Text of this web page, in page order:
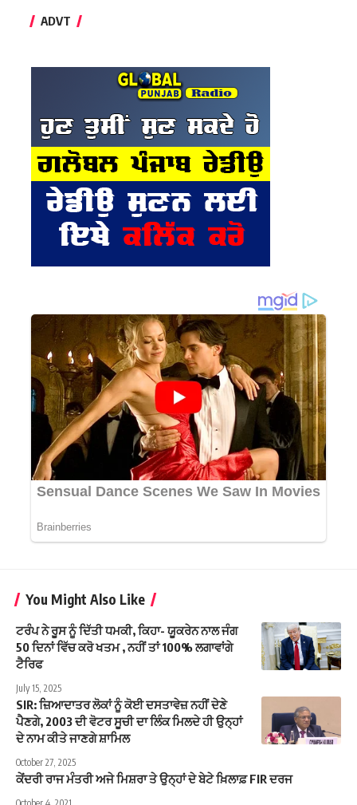
ADVT
You Might Also Like
ਟਰੰਪ ਨੇ ਰੂਸ ਨੂੰ ਦਿੱਤੀ ਧਮਕੀ, ਕਿਹਾ- ਯੂਕਰੇਨ ਨਾਲ ਜੰਗ
50 ਦਿਨਾਂ ਵਿੱਚ ਕਰੋ ਖਤਮ , ਨਹੀਂ ਤਾਂ 100% ਲਗਾਵਾਂਗੇ
ਟੈਰਿਫ
July 15, 2025
SIR: ਜ਼ਿਆਦਾਤਰ ਲੋਕਾਂ ਨੂੰ ਕੋਈ ਦਸਤਾਵੇਜ਼ ਨਹੀਂ ਦੇਣੇ
ਪੈਣਗੇ, 2003 ਦੀ ਵੋਟਰ ਸੂਚੀ ਦਾ ਲਿੰਕ ਮਿਲਦੇ ਹੀ ਉਨ੍ਹਾਂ
ਦੇ ਨਾਮ ਕੀਤੇ ਜਾਣਗੇ ਸ਼ਾਮਿਲ
October 27, 2025
ਕੇਂਦਰੀ ਰਾਜ ਮੰਤਰੀ ਅਜੇ ਮਿਸ਼ਰਾ ਤੇ ਉਨ੍ਹਾਂ ਦੇ ਬੇਟੇ ਖ਼ਿਲਾਫ਼ FIR ਦਰਜ